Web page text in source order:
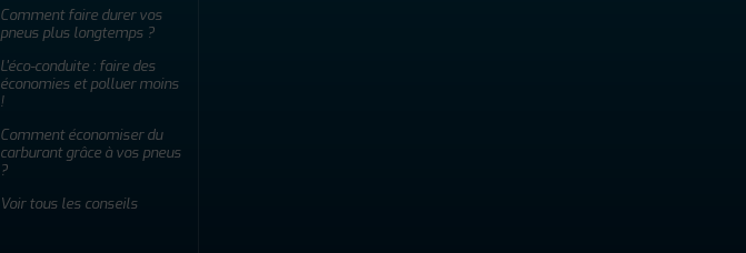
Comment faire durer vos
pneus plus longtemps ?
L'éco-conduite : faire des
économies et polluer moins
!
Comment économiser du
carburant grâce à vos pneus
?
Voir tous les conseils